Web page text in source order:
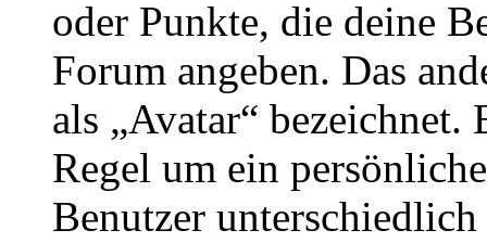
oder Punkte, die deine
Forum angeben. Das
als „Avatar“
Regel um ein
Benutzer